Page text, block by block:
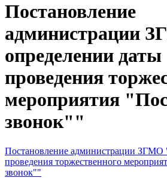
Постановление
администрации
определении даты
проведения
мероприятия
звонок""
Постановление администрации ЗГМО
проведения торжественного
звонок""